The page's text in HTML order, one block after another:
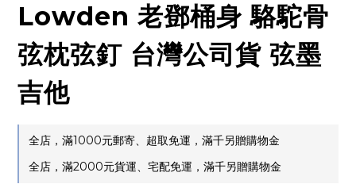
Lowden 老鄧桶身 駱駝骨
弦枕弦釘 台灣公司貨 弦墨
吉他
全店，滿1000元郵寄、超取免運，滿千另贈購物金
全店，滿2000元貨運、宅配免運，滿千另贈購物金